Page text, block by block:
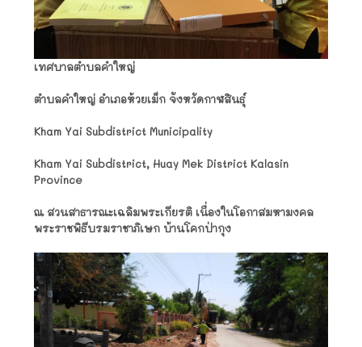
เทศบาลตำบลคำใหญ่
ตำบลคำใหญ่ อำเภอห้วยเม็ก จังหวัดกาฬสินธุ์
Kham Yai Subdistrict Municipality
Kham Yai Subdistrict, Huay Mek District Kalasin
Province
ณ สวนสาธารณะเฉลิมพระเกียรติ เนื่องในโอกาสมหามงคล
พระราชพิธีบรมราชาภิเษก บ้านโคกป่ากุง